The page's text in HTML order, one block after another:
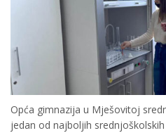
Opća gimnazija u Mješovitoj
jedan od najboljih